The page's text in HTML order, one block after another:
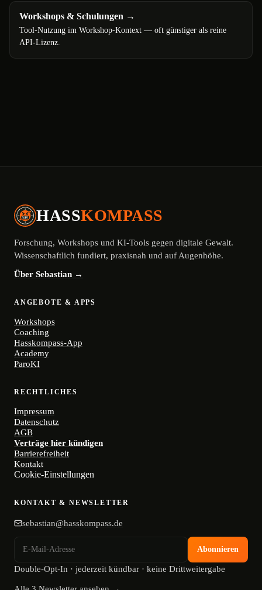
Workshops & Schulungen →
Tool-Nutzung im Workshop-Kontext — oft günstiger als reine
API-Lizenz.
HASSKOMPASS
Forschung, Workshops und KI-Tools gegen digitale Gewalt.
Wissenschaftlich fundiert, praxisnah und auf Augenhöhe.
Über Sebastian →
ANGEBOTE & APPS
Workshops
Coaching
Hasskompass-App
Academy
ParoKI
RECHTLICHES
Impressum
Datenschutz
AGB
Verträge hier kündigen
Barrierefreiheit
Kontakt
Cookie-Einstellungen
KONTAKT & NEWSLETTER
sebastian@hasskompass.de
Abonnieren
Double-Opt-In · jederzeit kündbar · keine Drittweitergabe